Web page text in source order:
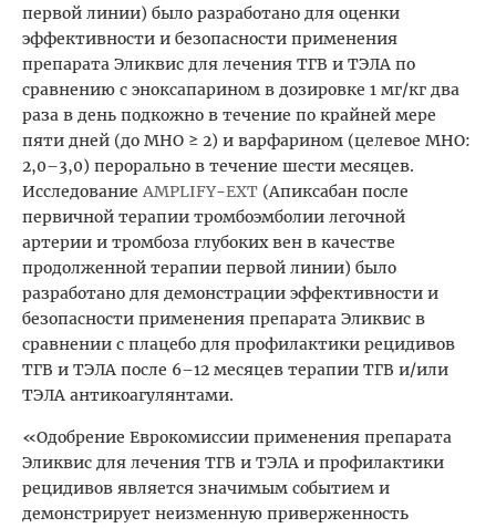
первой линии) было разработано для оценки
эффективности и безопасности применения
препарата Эликвис для лечения ТГВ и ТЭЛА по
сравнению с эноксапарином в дозировке 1 мг/кг два
раза в день подкожно в течение по крайней мере
пяти дней (до МНО ≥ 2) и варфарином (целевое МНО:
2,0–3,0) перорально в течение шести месяцев.
ИсследованиеAMPLIFY-EXT (Апиксабан после
первичной терапии тромбоэмболии легочной
артерии и тромбоза глубоких вен в качестве
продолженной терапии первой линии) было
разработано для демонстрации эффективности и
безопасности применения препарата Эликвис в
сравнении с плацебо для профилактики рецидивов
ТГВ и ТЭЛА после 6–12 месяцев терапии ТГВ и/или
ТЭЛА антикоагулянтами.
«Одобрение Еврокомиссии применения препарата
Эликвис для лечения ТГВ и ТЭЛА и профилактики
рецидивов является значимым событием и
демонстрирует неизменную приверженность